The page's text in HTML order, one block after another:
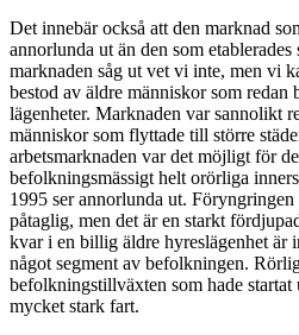
Det innebär också att den marknad
annorlunda ut än den som
marknaden såg ut vet vi inte, men vi
bestod av äldre människor som redan
lägenheter. Marknaden var sannolikt
människor som flyttade till större
arbetsmarknaden var det möjligt för
befolkningsmässigt helt orörliga
1995 ser annorlunda ut.
påtaglig, men det är en starkt
kvar i en billig äldre hyreslägenhet är
något segment av befolkningen.
befolkningstillväxten som hade
mycket stark fart.